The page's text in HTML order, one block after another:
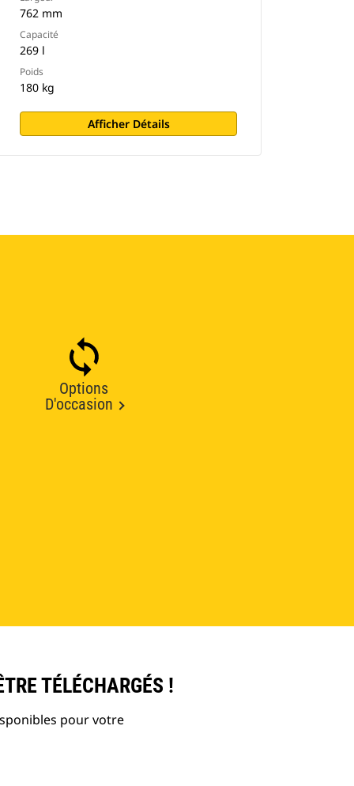
762 mm
Capacité
269 l
Poids
180 kg
Afficher Détails
Options
D'occasion
TÉLÉCHARGÉS !
pour votre